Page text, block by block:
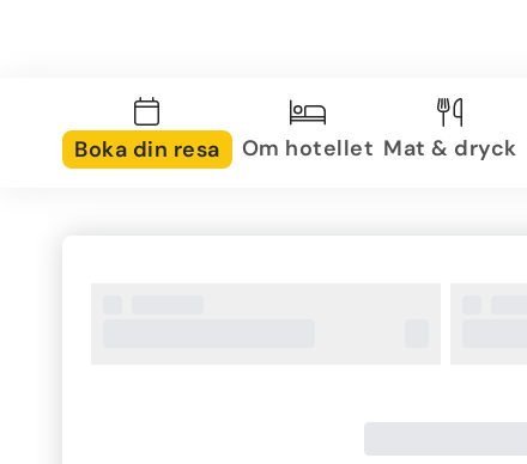
Boka din resa Om hotellet Mat & dryck